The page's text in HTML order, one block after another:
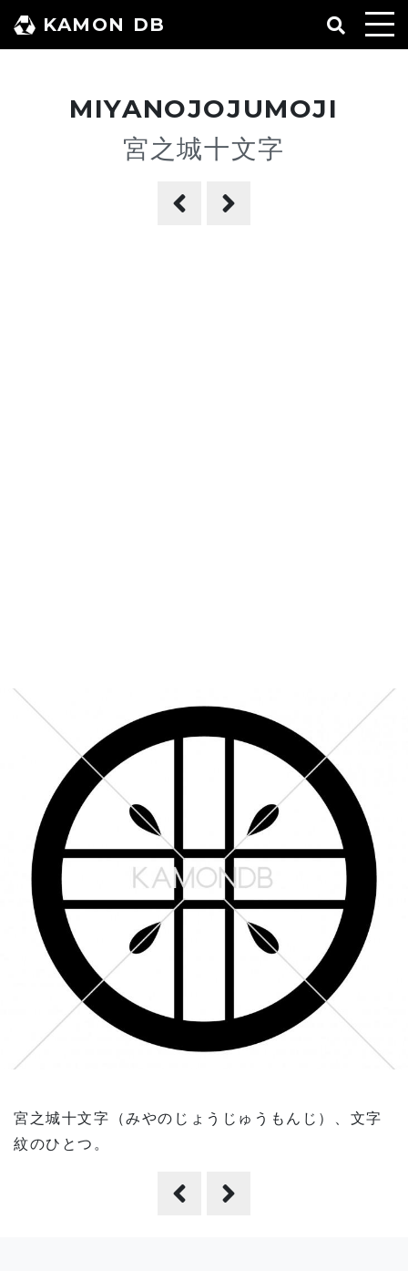
ン
KAMON DB
MIYANOJOJUMOJI
宮之城十文字
宮之城十文字（みやのじょうじゅうもんじ）、文字
紋のひとつ。